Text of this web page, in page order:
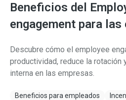
Beneficios del
engagement para las
Descubre cómo el employee
productividad, reduce la rotación
interna en las empresas.
Beneficios para empleados